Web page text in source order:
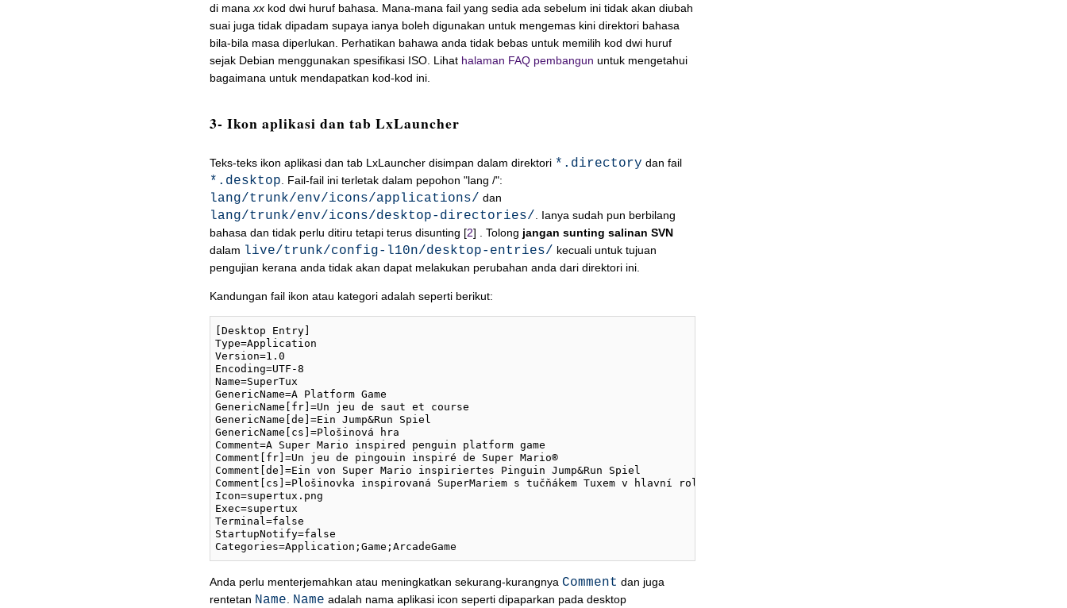
di mana xxkod dwi huruf bahasa. Mana-mana fail yang sedia ada sebelum ini tidak akan diubah
suai juga tidak dipadam supaya ianya boleh digunakan untuk mengemas kini direktori bahasa
bila-bila masa diperlukan. Perhatikan bahawa anda tidak bebas untuk memilih kod dwi huruf
sejak Debian menggunakan spesifikasi ISO. Lihat halaman FAQ pembangun untuk mengetahui
bagaimana untuk mendapatkan kod-kod ini.
3- Ikon aplikasi dan tab LxLauncher
Teks-teks ikon aplikasi dan tab LxLauncher disimpan dalam direktori *.directory dan fail
*.desktop . Fail-fail ini terletak dalam pepohon "lang /":
lang/trunk/env/icons/applications/ dan
lang/trunk/env/icons/desktop-directories/
. Ianya sudah pun berbilang
bahasa dan tidak perlu ditiru tetapi terus disunting [2] . Tolong jangan sunting salinan SVN
dalam live/trunk/config-l10n/desktop-entries/ kecuali untuk tujuan
pengujian kerana anda tidak akan dapat melakukan perubahan anda dari direktori ini.
Kandungan fail ikon atau kategori adalah seperti berikut:
[Desktop Entry]
Type=Application
Version=1.0
Encoding=UTF-8
Name=SuperTux
GenericName=A Platform Game
GenericName[fr]=Un jeu de saut et course
GenericName[de]=Ein Jump&Run Spiel
GenericName[cs]=Plošinová hra
Comment=A Super Mario inspired penguin platform game
Comment[fr]=Un jeu de pingouin inspiré de Super Mario®
Comment[de]=Ein von Super Mario inspiriertes Pinguin Jump&Run Spiel
Comment[cs]=Plošinovka inspirovaná SuperMariem s tučňákem Tuxem v hlavní roli
Icon=supertux.png
Exec=supertux
Terminal=false
StartupNotify=false
Anda perlu menterjemahkan atau meningkatkan sekurang-kurangnya Comment dan juga
rentetan Name Name adalah nama aplikasi icon seperti dipaparkan pada desktop